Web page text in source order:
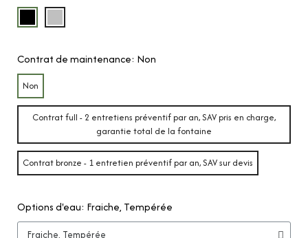
Contrat de maintenance Non
Non
Contrat full - 2 entretiens préventif par an, SAV pris en charge,
garantie total de la fontaine
Contrat bronze - 1 entretien préventif par an, SAV sur devis
Options d'eau Fraiche, Tempérée